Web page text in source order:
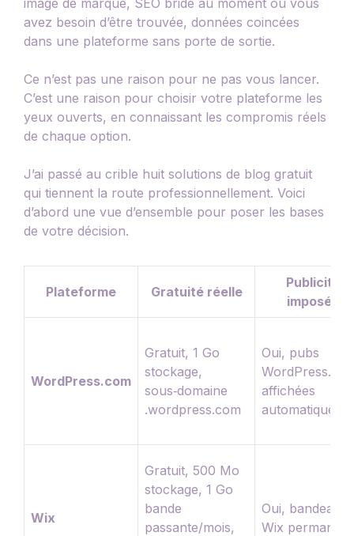
avez besoin d’être trouvée, données coincées
dans une plateforme sans porte de sortie.
Ce n’est pas une raison pour ne pas vous lancer.
C’est une raison pour choisir votre plateforme les
yeux ouverts, en connaissant les compromis réels
de chaque option.
J’ai passé au crible huit solutions de blog gratuit
qui tiennent la route professionnellement. Voici
d’abord une vue d’ensemble pour poser les bases
de votre décision.
Plateforme Gratuité réelle
Publicité
imposée
WordPress.com
Gratuit, 1 Go
stockage,
sous‑domaine
.wordpress.com
Oui, pubs
affichées
Wix
Gratuit, 500 Mo
stockage, 1 Go
bande
passante/mois,
Oui, bandeau
Wix permanent